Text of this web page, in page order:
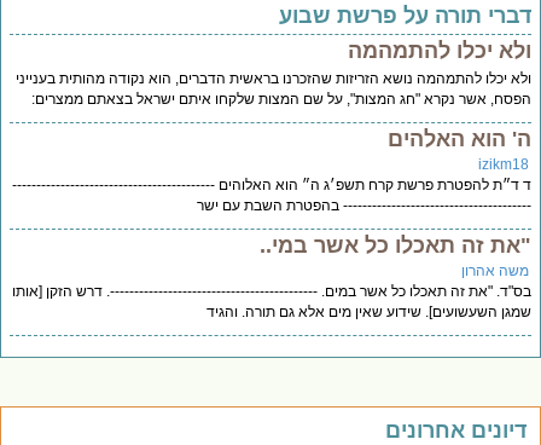
דברי תורה על פרשת שבוע
ולא יכלו להתמהמה
ולא יכלו להתמהמה נושא הזריזות שהזכרנו בראשית הדברים, הוא נקודה מהותית בענייני
הפסח, אשר נקרא "חג המצות", על שם המצות שלקחו איתם ישראל בצאתם ממצרים:
ה' הוא האלהים
izikm18
ד ד״ת להפטרת פרשת קרח תשפ׳ג ה״ הוא האלוהים ------------------------------------------
--------------------------------------- בהפטרת השבת עם ישר
"את זה תאכלו כל אשר במי..
משה אהרון
בס"ד. "את זה תאכלו כל אשר במים. -------------------------------------------. דרש הזקן [אותו
שמגן השעשועים]. שידוע שאין מים אלא גם תורה. והגיד
דיונים אחרונים